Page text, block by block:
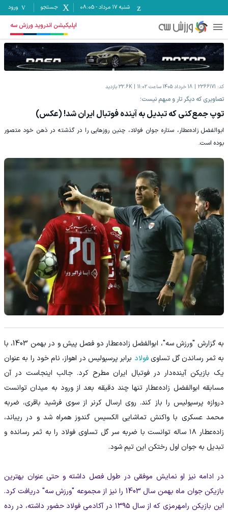
شنبه ۱۷ مرداد -
08:05 جستجو ورود
اپلیکیشن اندروید ورزش سه
کد: 2366171 18 خرداد 1405 ساعت 11:02 32.6K بازدید
تصاویری که دیگر تار و مبهم نیست؛
توپ جمع‌کنی که تبدیل به آینده فوتبال ایران شد! (عکس)
ابوالفضل زاده‌عطار، ستاره جوان فولاد، چنین روزهایی را در گذشته در ذهن خود متصور
بوده است.
به گزارش "ورزش سه"، ابوالفضل زاده‌عطار دو فصل پیش و در بهمن 1403، با
به ثمر رساندن گل تساویفولاد برابر پرسپولیس در اهواز، نام خود را به عنوان
یک بازیکن آینده‌دار در فوتبال ایران مطرح کرد. جالب اینجاست در آن
مسابقه ابوالفضل زاده‌عطار تنها چند دقیقه بعد از ورود به میدان توانست
دروازه پرسپولیس را باز کند. روی ارسال کرنر از سوی فرشید باقری، ضربه
محمد عسکری با واکنش تماشایی الکسیس گندوز همراه شد و در ریباند،
زاده‌عطار ۱۸ ساله توانست با ضربه سر گل تساوی فولاد را به ثمر رسانده و
تبدیل به جوان اول رختکن این تیم شود.
در ادامه نیز او نمایش موفقی در طول فصل داشته و حتی عنوان بهترین
بازیکن جوان ماه بهمن سال 1403 را نیز از مجموعه "ورزش سه" دریافت کرد.
این بازیکن رامهرمزی که از سال ۱۳۹۵ در آکادمی فولاد حضور داشته، در رده